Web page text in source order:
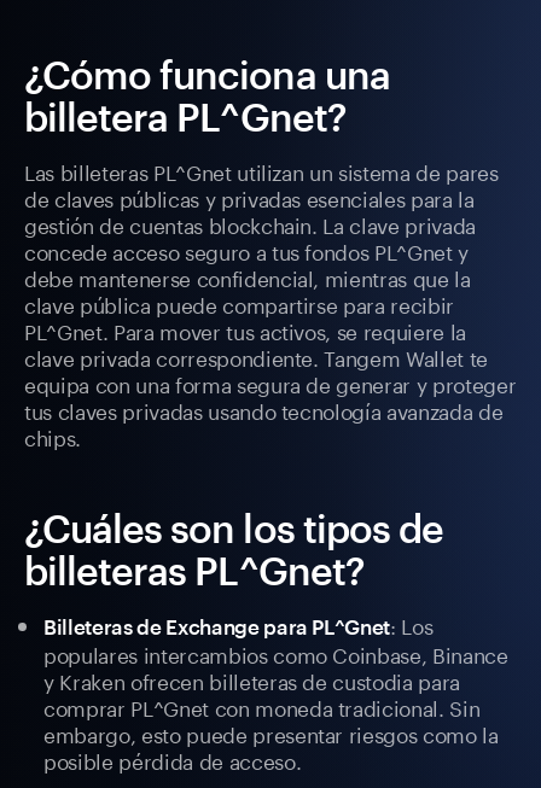
¿Cómo funciona una
billetera PL^Gnet?
Las billeteras PL^Gnet utilizan un sistema de pares
de claves públicas y privadas esenciales para la
gestión de cuentas blockchain. La clave privada
concede acceso seguro a tus fondos PL^Gnet y
debe mantenerse confidencial, mientras que la
clave pública puede compartirse para recibir
PL^Gnet. Para mover tus activos, se requiere la
clave privada correspondiente. Tangem Wallet te
equipa con una forma segura de generar y proteger
tus claves privadas usando tecnología avanzada de
chips.
¿Cuáles son los tipos de
billeteras PL^Gnet?
Billeteras de Exchange para PL^Gnet: Los
populares intercambios como Coinbase, Binance
y Kraken ofrecen billeteras de custodia para
comprar PL^Gnet con moneda tradicional. Sin
embargo, esto puede presentar riesgos como la
posible pérdida de acceso.